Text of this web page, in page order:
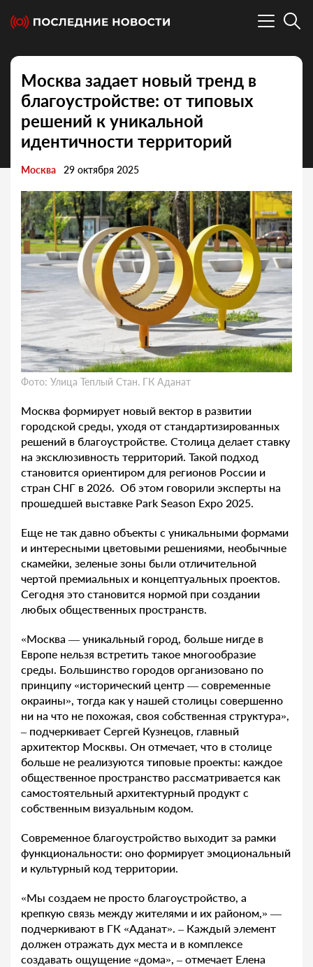
Москва задает новый тренд в
благоустройстве: от типовых
решений к уникальной
идентичности территорий
Москва 29 октября 2025
Фото: Улица Теплый Стан. ГК Аданат
Москва формирует новый вектор в развитии
городской среды, уходя от стандартизированных
решений в благоустройстве. Столица делает ставку
на эксклюзивность территорий. Такой подход
становится ориентиром для регионов России и
стран СНГ в 2026. Об этом говорили эксперты на
прошедшей выставке Park Season Expo 2025.
Еще не так давно объекты с уникальными формами
и интересными цветовыми решениями, необычные
скамейки, зеленые зоны были отличительной
чертой премиальных и концептуальных проектов.
Сегодня это становится нормой при создании
любых общественных пространств.
«Москва — уникальный город, больше нигде в
Европе нельзя встретить такое многообразие
среды. Большинство городов организовано по
принципу «исторический центр — современные
окраины», тогда как у нашей столицы совершенно
ни на что не похожая, своя собственная структура»,
– подчеркивает Сергей Кузнецов, главный
архитектор Москвы. Он отмечает, что в столице
больше не реализуются типовые проекты: каждое
общественное пространство рассматривается как
самостоятельный архитектурный продукт с
собственным визуальным кодом.
Современное благоустройство выходит за рамки
функциональности: оно формирует эмоциональный
и культурный код территории.
«Мы создаем не просто благоустройство, а
крепкую связь между жителями и их районом,» —
подчеркивают в ГК «Аданат». – Каждый элемент
должен отражать дух места и в комплексе
создавать ощущение «дома», – отмечает Елена